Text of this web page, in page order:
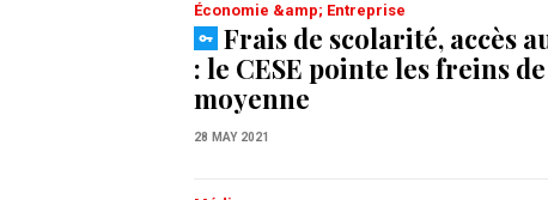
Économie &amp; Entreprise
Frais de scolarité, accès
: le CESE pointe les freins
moyenne
28 MAY 2021